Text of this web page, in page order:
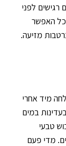
רגישים לפני
האפשר
מזיעה.
מיד אחרי
במים
טבעי
מדי פעם